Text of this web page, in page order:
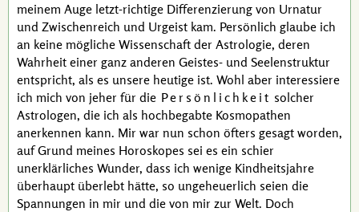
meinem Auge letzt-richtige Differenzierung von Urnatur
und Zwischenreich und Urgeist kam. Persönlich glaube ich
an keine mögliche Wissenschaft der Astrologie, deren
Wahrheit einer ganz anderen Geistes- und Seelenstruktur
entspricht, als es unsere heutige ist. Wohl aber interessiere
ich mich von jeher für die Persönlichkeit solcher
Astrologen, die ich als hochbegabte Kosmopathen
anerkennen kann. Mir war nun schon öfters gesagt worden,
auf Grund meines Horoskopes sei es ein schier
unerklärliches Wunder, dass ich wenige Kindheitsjahre
überhaupt überlebt hätte, so ungeheuerlich seien die
Spannungen in mir und die von mir zur Welt. Doch